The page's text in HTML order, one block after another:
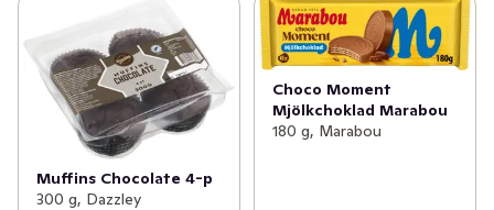
Muffins Chocolate 4-p
300 g, Dazzley
Choco Moment
Mjölkchoklad Marabou
180 g, Marabou